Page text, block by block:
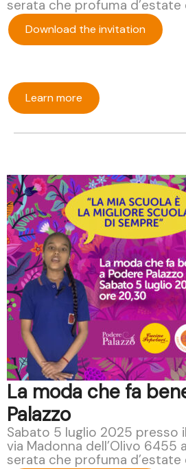
serata che profuma d’estate
Download the invitation
Learn more
La moda che fa
Palazzo
Sabato 5 luglio 2025 presso
via Madonna dell’Olivo 6455
serata che profuma d’estate